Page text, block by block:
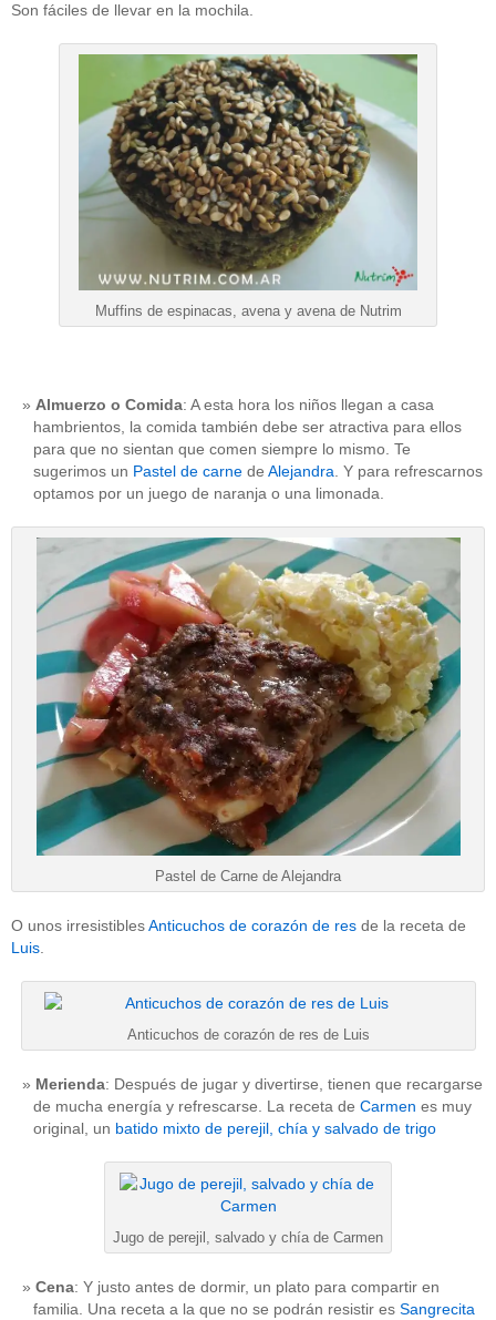
Son fáciles de llevar en la mochila.
Muffins de espinacas, avena y avena de Nutrim
Almuerzo o Comida: A esta hora los niños llegan a casa
hambrientos, la comida también debe ser atractiva para ellos
para que no sientan que comen siempre lo mismo. Te
sugerimos un Pastel de carne de Alejandra . Y para refrescarnos
optamos por un juego de naranja o una limonada.
Pastel de Carne de Alejandra
O unos irresistiblesAnticuchos de corazón de res de la receta de
Luis.
Anticuchos de corazón de res de Luis
Merienda: Después de jugar y divertirse, tienen que recargarse
de mucha energía y refrescarse. La receta de Carmen es muy
original, un batido mixto de perejil, chía y salvado de trigo
Jugo de perejil, salvado y chía de Carmen
Cena: Y justo antes de dormir, un plato para compartir en
familia. Una receta a la que no se podrán resistir es Sangrecita